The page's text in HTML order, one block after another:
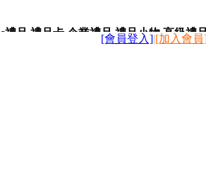
,禮品卡,企業禮品,禮品小物,高級禮品
[會員登入]|[加入會